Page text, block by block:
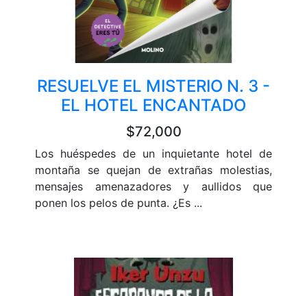
RESUELVE EL MISTERIO N. 3 -
EL HOTEL ENCANTADO
$72,000
Los huéspedes de un inquietante hotel de
montaña se quejan de extrañas molestias,
mensajes amenazadores y aullidos que
ponen los pelos de punta. ¿Es ...